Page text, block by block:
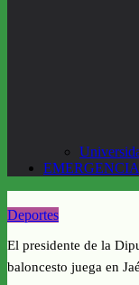
Deportes
El presidente de la
baloncesto juega en